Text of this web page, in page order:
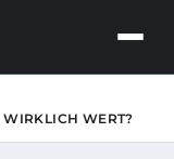
WERT?